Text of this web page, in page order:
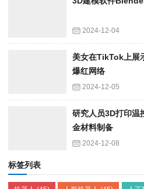
2024-12-04
美女在TikTok上展
爆红网络
2024-12-05
研究人员3D打印温
金材料制备
2024-12-08
标签列表